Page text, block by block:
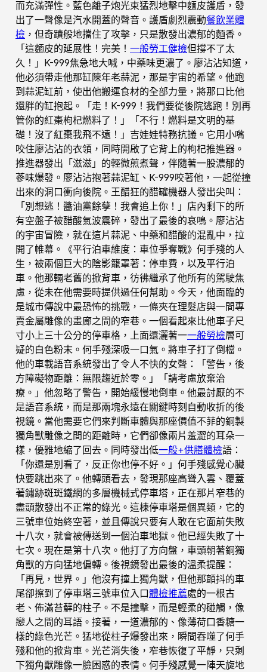
而充滿彈性。藍色離子炮光束猛烈地擊中麵皮護盾，發
出了一聲像是汽水開蓋的聲音。護盾劇烈震動餐飲業體
檢 ，但奇蹟般地擋住了攻擊，只是散發出濃郁的麵香。
「這麵皮的延展性！完美！ 一般勞工健檢但撐不了太
久！」K-999焦急地大喊，中藥味更濃了。廖沾沾知道，
他必須帶走他那缸陳年老蒜泥，那是宇宙的希望。他跑
到蒜泥缸前，使出他搬運食材的全部力量，將那口比他
還胖的缸抱起。「走！K-999！我們要從後院逃跑！別再
管你的紅棗枸杞燃料了！」「不行！燃料是文明的基
礎！沒了紅棗我飛不遠！」吉娃娃特務抗議。它用小嘴
咬住廖沾沾的衣領，同時開啟了它背上的枸杞推進器。
推進器發出「滋滋」的輕微煎煮聲，伴隨著一股濃郁的
蔘味爆發。廖沾沾抱著蒜泥缸、K-999咬著他，一起從撞
出來的洞口衝向後院。王醋狂的醋罐機器人發出尖叫：
「別想逃！醬油黨餘孽！我會追上你！」店內剩下的所
有空盤子被醋酸氣波震碎，發出了最後的哀鳴。廖沾沾
的宇宙冒險，就在這片蒜泥、中藥和醋酸的混亂中，拉
開了帷幕。《平行泊車維度：車位爭奪戰》何手殘的人
生，被兩個巨大的陰影籠罩著：停車費，以及平行泊
車。他那輛老舊的掀背車，彷彿繼承了他所有的駕駛焦
慮，從未在他需要時提供過任何幫助。今天，他面臨的
是城市傳說中最恐怖的挑戰，一條夾在理髮店與一間專
賣金屬雕像的畫廊之間的窄巷。一個看起來比他車子尺
寸小上三十公分的停車格，上面還灑著一一般勞檢層可
疑的白色粉末。何手殘深吸一口氣。將車子打了倒檔。
他的車載語音系統發出了令人不快的女聲：「警告，後
方障礙物距離：無限趨近於零。」「請考慮放棄治
療。」他忽略了警告，開始緩慢地倒車。他最討厭的不
是語音系統，而是那兩塊永遠在關鍵時刻自動收折的後
視鏡。當他需要它們來判斷車體與那座價值不菲的銅製
獨角獸雕像之間的距離時，它們卻像兩片羞澀的耳朵一
樣，優雅地縮了回去。同時發出低一般+供膳體檢語：
「你還是別看了，反正你也停不好。」何手殘感覺心臟
快要跳出來了。他轉頭看去，發現那座高聳入雲、覆蓋
著鏽跡斑斑鐵網的多層機械式停車塔，正在那片窄巷的
盡頭散發出不正常的綠光。這棟停車塔是個異類，它的
三號車位始終空著，並且傳說只要有人敢在它面前失敗
十八次，就會被傳送到一個泊車地獄。他已經失敗了十
七次。現在是第十八次。他打了方向盤，車頭朝著銅獨
角獸的方向猛地偏轉。後視鏡發出最後的溫柔提醒：
「再見，世界。」他沒有撞上獨角獸，但他那顫抖的車
尾卻擦到了停車塔三號車位入口體檢推薦處的一根古
老、佈滿苔蘚的柱子。不是撞擊，而是輕柔的碰觸，像
戀人之間的耳語。接著，一道濃郁的、像薄荷口香糖一
樣的綠色光芒。猛地從柱子爆發出來，瞬間吞噬了何手
殘和他的掀背車。光芒消失後，窄巷恢復了平靜，只剩
下獨角獸雕像一臉困惑的表情。何手殘感覺一陣天旋地